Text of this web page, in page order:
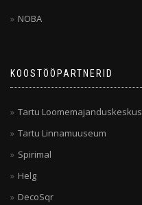
NOBA
KOOSTÖÖPARTNERID
Tartu Loomemajanduskeskus
Tartu Linnamuuseum
Spirimal
Helg
DecoSqr